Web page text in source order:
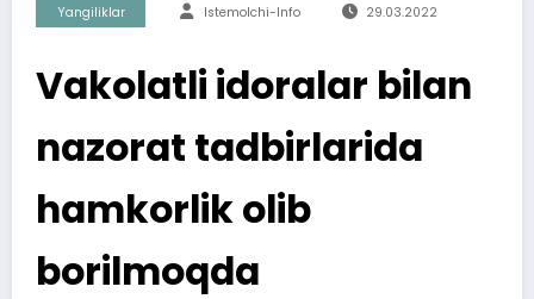
Yangiliklar Istemolchi-Info 29.03.2022
Vakolatli idoralar bilan
nazorat tadbirlarida
hamkorlik olib
borilmoqda